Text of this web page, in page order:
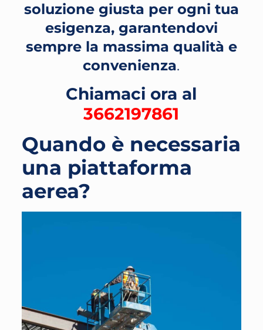
soluzione giusta per ogni tua
esigenza, garantendovi
sempre la massima qualità e
convenienza.
Chiamaci ora al
3662197861
Quando è necessaria
una piattaforma
aerea?